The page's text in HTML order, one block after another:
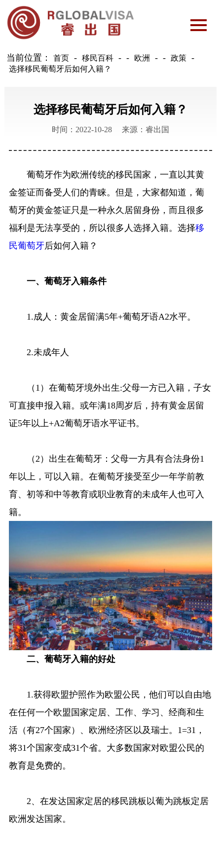
当前位置： 首页 移民百科 - 欧洲 - 政策 -
选择移民葡萄牙后如何入籍？
选择移民葡萄牙后如何入籍？
时间：2022-10-28 来源：睿出国
葡萄牙作为欧洲传统的移民国家，一直以其黄
金签证而备受人们的青睐。但是，大家都知道，葡
萄牙的黄金签证只是一种永久居留身份，而且很多
福利是无法享受的，所以很多人选择入籍。选择移
民葡萄牙后如何入籍？
一、葡萄牙入籍条件
1.成人：黄金居留满5年+葡萄牙语A2水平。
2.未成年人
（1）在葡萄牙境外出生:父母一方已入籍，子女
可直接申报入籍。或年满18周岁后，持有黄金居留
证5年以上+A2葡萄牙语水平证书。
（2）出生在葡萄牙：父母一方具有合法身份1
年以上，可以入籍。在葡萄牙接受至少一年学前教
育、初等和中等教育或职业教育的未成年人也可入
籍。
二、葡萄牙入籍的好处
1.获得欧盟护照作为欧盟公民，他们可以自由地
在任何一个欧盟国家定居、工作、学习、经商和生
活（有27个国家）、欧洲经济区以及瑞士。1=31，
将31个国家变成31个省。大多数国家对欧盟公民的
教育是免费的。
2、在发达国家定居的移民跳板以葡为跳板定居
欧洲发达国家。